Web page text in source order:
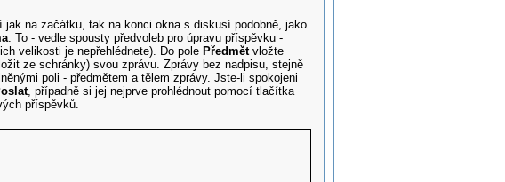
jak na začátku, tak na konci okna s diskusí podobně, jako
. To - vedle spousty předvoleb pro úpravu příspěvku -
velikosti je nepřehlédnete). Do pole Předmětvložte
ze schránky) svou zprávu. Zprávy bez nadpisu, stejně
poli - předmětem a tělem zprávy. Jste-li spokojeni
, případně si jej nejprve prohlédnout pomocí tlačítka
příspěvků.